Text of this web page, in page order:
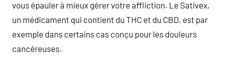
vous épauler à mieux gérer votre affliction. Le Sativex,
un médicament qui contient du THC et du CBD, est par
exemple dans certains cas conçu pour les douleurs
cancéreuses.